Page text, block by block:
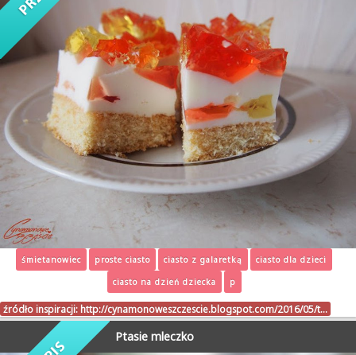
śmietanowiec proste ciasto ciasto z galaretką
ciasto dla dzieci
ciasto na dzień dziecka
p
źródło inspiracji: http://cynamonoweszczescie.blogspot.com/2016/05/t…
Ptasie mleczko